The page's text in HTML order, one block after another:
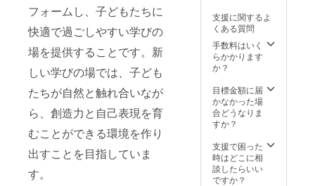
フォームし、子どもたちに
快適で過ごしやすい学びの
場を提供することです。新
しい学びの場では、子ども
たちが自然と触れ合いなが
ら、創造力と自己表現を育
むことができる環境を作り
出すことを目指していま
す。
支援に関するよ
くある質問
手数料はいく
らかかります
か？
目標金額に届
かなかった場
合どうなりま
すか？
支援で困った
時はどこに相
談したらいい
ですか？